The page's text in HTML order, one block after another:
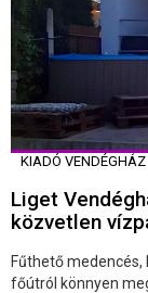
KIADÓ VENDÉGHÁZ
Liget
közvetlen
Fűthető
főútról könnyen